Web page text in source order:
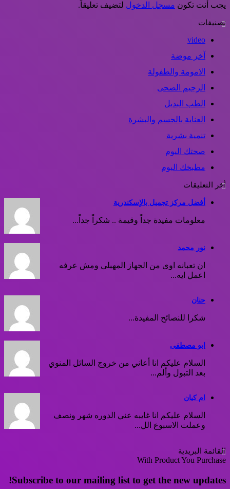
يجب أنت تكون مسجل الدخول لتضيف تعليقاً.
تصنيفات
video
آخر موضة
الامومة والطفولة
الرجيم الصحى
الطب البديل
العناية بالجسم والبشرة
تنمية بشرية
صحتك اليوم
مطبخك اليوم
أخر التعليقات
أفضل مركز تجميل بالإسكندرية
معلومات مفيدة جداً وقيمة .. شكراً جداً...
نور محمد
ان تعبانه اوى من الجهاز المهبلى ومش عرفه
اعمل ايه...
حنان
شكرا للنصائح المفيدة...
ابو مصطفى
السلام عليكم انا أعاني من خروج السائل المنوي
بعد التبول وألم...
ام كيان
السلام عليكم انا غايبه عني الدوره شهر ونصف
وعملت الاسبوع الل...
القائمة البريدية
With Product You Purchase
Subscribe to our mailing list to get the new updates!